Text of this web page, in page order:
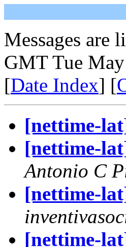
Messages are
GMT Tue May
[Date Index] [
[nettime-
[nettime-
Antonio C
[nettime-
[nettime-